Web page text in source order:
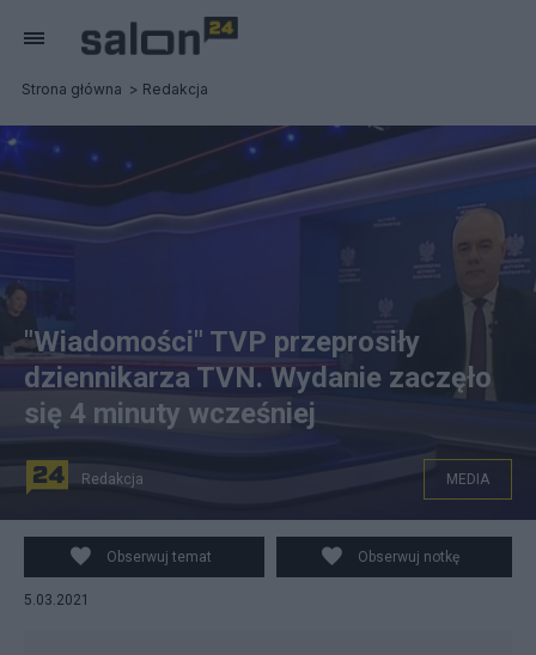
Strona główna Redakcja
W wydaniu "Wiadomości" z 4 marca gościem był
minister Jacek Sasin, fot. TVP
"Wiadomości" TVP przeprosiły
dziennikarza TVN. Wydanie zaczęło
się 4 minuty wcześniej
Redakcja MEDIA
Obserwuj temat Obserwuj notkę
5.03.2021